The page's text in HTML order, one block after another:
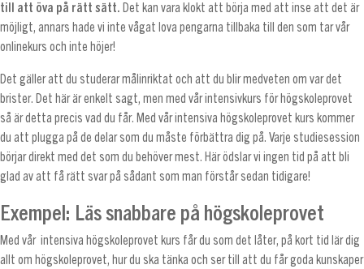
till att öva på rätt sätt. Det kan vara klokt att börja med att inse att det är
möjligt, annars hade vi inte vågat lova pengarna tillbaka till den som tar vår
onlinekurs och inte höjer!
Det gäller att du studerar målinriktat och att du blir medveten om var det
brister. Det här är enkelt sagt, men med vår intensivkurs för högskoleprovet
så är detta precis vad du får. Med vår intensiva högskoleprovet kurs kommer
du att plugga på de delar som du måste förbättra dig på. Varje studiesession
börjar direkt med det som du behöver mest. Här ödslar vi ingen tid på att bli
glad av att få rätt svar på sådant som man förstår sedan tidigare!
Exempel: Läs snabbare på högskoleprovet
Med vår intensiva högskoleprovet kurs får du som det låter, på kort tid lär dig
allt om högskoleprovet, hur du ska tänka och ser till att du får goda kunskaper